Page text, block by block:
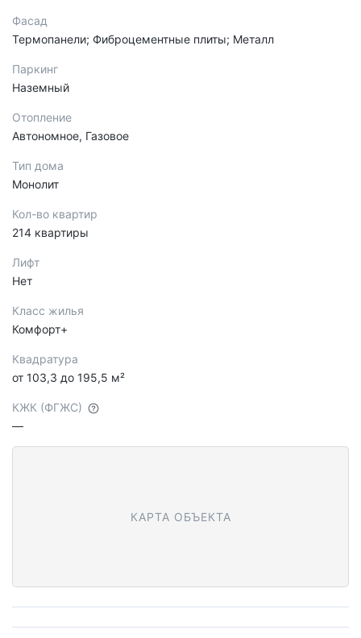
Фасад
Термопанели; Фиброцементные плиты; Металл
Паркинг
Наземный
Отопление
Автономное, Газовое
Тип дома
Монолит
Кол-во квартир
214 квартиры
Лифт
Нет
Класс жилья
Комфорт+
Квадратура
от 103,3 до 195,5 м²
КЖК (ФГЖС)
—
КАРТА ОБЪЕКТА